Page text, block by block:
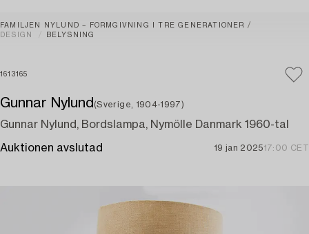
FAMILJEN NYLUND – FORMGIVNING I TRE GENERATIONER
DESIGN
BELYSNING
1613165
Gunnar Nylund (Sverige, 1904-1997)
Gunnar Nylund, Bordslampa, Nymölle Danmark 1960-tal
Auktionen avslutad 19 jan 202517:00 CET